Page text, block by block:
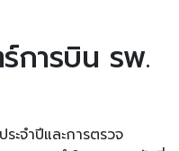
การบิน รพ.
ะจำปีและการตรวจ